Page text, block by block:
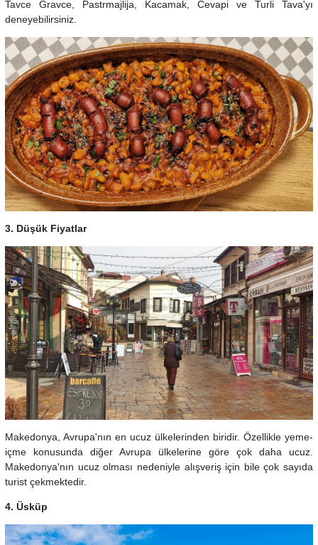
Tavce Gravce, Pastrmajlija, Kacamak, Cevapi ve Turli Tava'yı
deneyebilirsiniz.
3. Düşük Fiyatlar
Makedonya, Avrupa'nın en ucuz ülkelerinden biridir. Özellikle yeme-
içme konusunda diğer Avrupa ülkelerine göre çok daha ucuz.
Makedonya'nın ucuz olması nedeniyle alışveriş için bile çok sayıda
turist çekmektedir.
4. Üsküp